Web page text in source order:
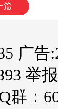
篇
广告
举
群：